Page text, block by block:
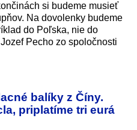
si budeme musieť
Na dovolenky budeme
do Poľska, nie do
Pecho zo spoločnosti
balíky z Číny.
priplatíme tri eurá